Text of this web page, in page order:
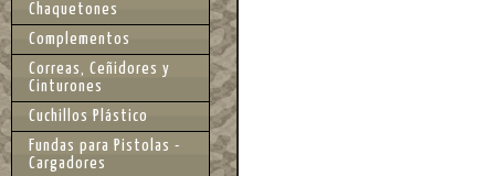
Chaquetones
Complementos
Correas, Ceñidores y
Cinturones
Cuchillos Plástico
Fundas para Pistolas -
Cargadores